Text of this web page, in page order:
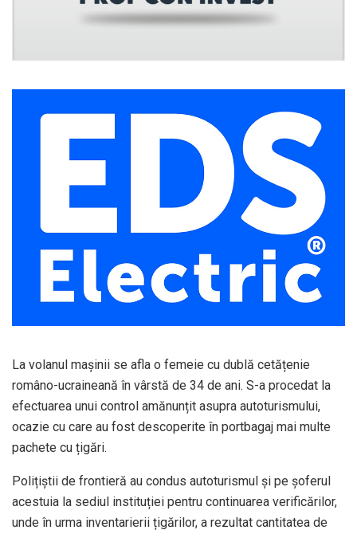
La volanul mașinii se afla o femeie cu dublă cetățenie
româno-ucraineană în vârstă de 34 de ani. S-a procedat la
efectuarea unui control amănunțit asupra autoturismului,
ocazie cu care au fost descoperite în portbagaj mai multe
pachete cu țigări.
Polițiștii de frontieră au condus autoturismul și pe șoferul
acestuia la sediul instituției pentru continuarea verificărilor,
unde în urma inventarierii țigărilor, a rezultat cantitatea de